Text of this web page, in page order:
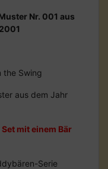
Nr. 001 aus
the Swing
aus dem Jahr
mit einem Bär
Serie